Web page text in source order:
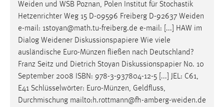
Weiden und WSB Poznan, Polen Institut für Stochastik
Hetzenrichter Weg 15 D-09596 Freiberg D-92637 Weiden
e-mail: 1stoyan@math.tu-freiberg.de e-mail: [...] HAW im
Dialog Weidener Diskussionspapiere Wie viele
ausländische Euro-Münzen fließen nach Deutschland?
Franz Seitz und Dietrich Stoyan Diskussionspapier No. 10
September 2008 ISBN: 978-3-937804-12-5 [...] JEL: C61,
E41 Schlüsselwörter: Euro-Münzen, Geldfluss,
Durchmischung mailto:h.rottmann@fh-amberg-weiden.de